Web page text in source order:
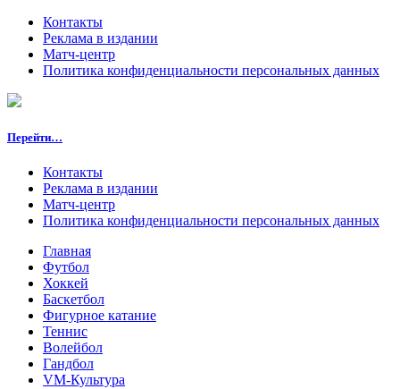
Контакты
Реклама в издании
Матч-центр
Политика конфиденциальности персональных данных
Перейти…
Контакты
Реклама в издании
Матч-центр
Политика конфиденциальности персональных данных
Главная
Футбол
Хоккей
Баскетбол
Фигурное катание
Теннис
Волейбол
Гандбол
VM-Культура